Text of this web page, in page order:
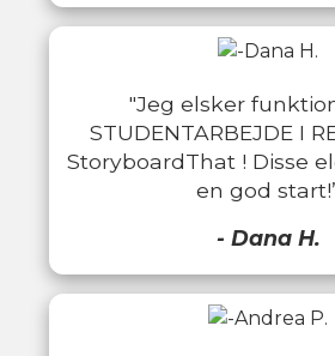
"Jeg elsker
STUDENTARBEJDE I
StoryboardThat ! Disse
en god
- Dana H.